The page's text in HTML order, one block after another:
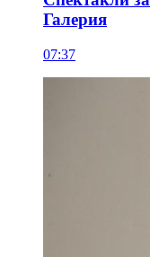
Галерия
07:37